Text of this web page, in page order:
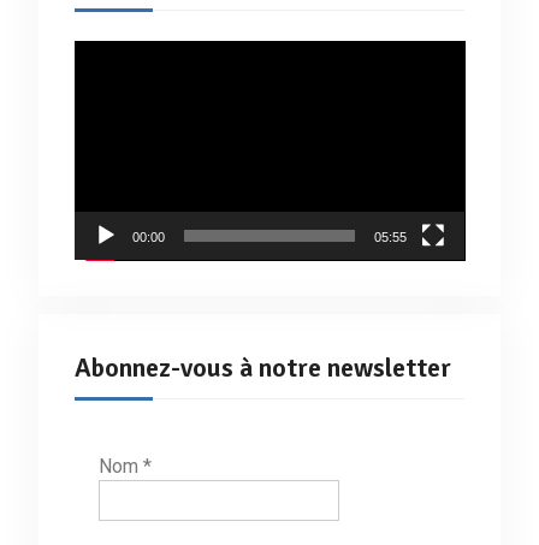
00:00 05:55
Abonnez-vous à notre newsletter
Nom *